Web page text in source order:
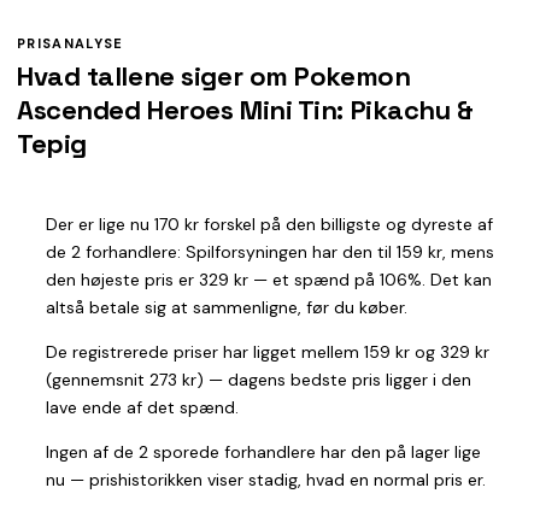
PRISANALYSE
Hvad tallene siger om Pokemon
Ascended Heroes Mini Tin: Pikachu &
Tepig
Der er lige nu 170 kr forskel på den billigste og dyreste af
de 2 forhandlere: Spilforsyningen har den til 159 kr, mens
den højeste pris er 329 kr — et spænd på 106%. Det kan
altså betale sig at sammenligne, før du køber.
De registrerede priser har ligget mellem 159 kr og 329 kr
(gennemsnit 273 kr) — dagens bedste pris ligger i den
lave ende af det spænd.
Ingen af de 2 sporede forhandlere har den på lager lige
nu — prishistorikken viser stadig, hvad en normal pris er.